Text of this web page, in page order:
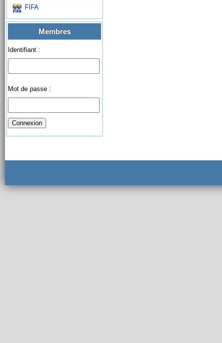
FIFA
Membres
Identifiant :
Mot de passe :